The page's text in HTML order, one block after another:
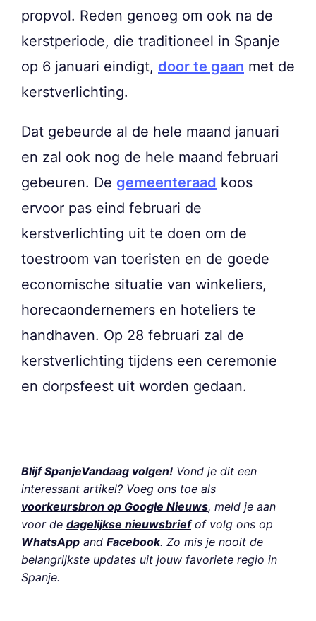
propvol. Reden genoeg om ook na de
kerstperiode, die traditioneel in Spanje
op 6 januari eindigt, door te gaan met de
kerstverlichting.
Dat gebeurde al de hele maand januari
en zal ook nog de hele maand februari
gebeuren. De gemeenteraad koos
ervoor pas eind februari de
kerstverlichting uit te doen om de
toestroom van toeristen en de goede
economische situatie van winkeliers,
horecaondernemers en hoteliers te
handhaven. Op 28 februari zal de
kerstverlichting tijdens een ceremonie
en dorpsfeest uit worden gedaan.
Blijf SpanjeVandaag volgen! Vond je dit een
interessant artikel? Voeg ons toe als
voorkeursbron op Google Nieuws, meld je aan
voor de dagelijkse nieuwsbriefof volg ons op
WhatsApp and Facebook. Zo mis je nooit de
belangrijkste updates uit jouw favoriete regio in
Spanje.